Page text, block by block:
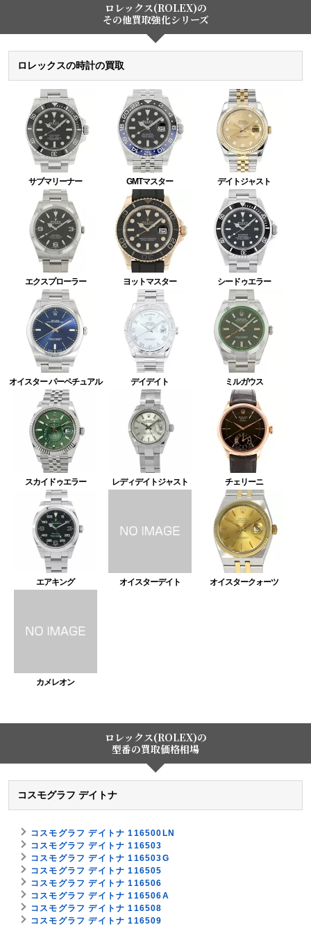
ロレックス(ROLEX)の
その他買取強化シリーズ
ロレックスの時計の買取
サブマリーナー GMTマスター デイトジャスト
エクスプローラー ヨットマスター シードゥエラー
オイスター パーペチュアル デイデイト ミルガウス
スカイドゥエラー レディデイトジャスト チェリーニ
エアキング オイスターデイト オイスタークォーツ
カメレオン
ロレックス(ROLEX)の
型番の買取価格相場
コスモグラフ デイトナ
コスモグラフ デイトナ 116500LN
コスモグラフ デイトナ 116503
コスモグラフ デイトナ 116503G
コスモグラフ デイトナ 116505
コスモグラフ デイトナ 116506
コスモグラフ デイトナ 116506A
コスモグラフ デイトナ 116508
コスモグラフ デイトナ 116509